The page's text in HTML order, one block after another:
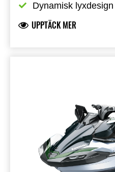
Dynamisk lyxdesign
UPPTÄCK MER